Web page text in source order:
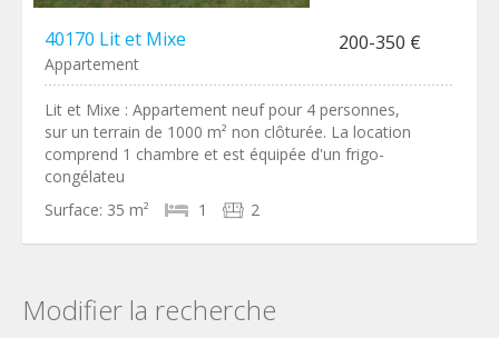
40170 Lit et Mixe 200-350 €
Appartement
Lit et Mixe : Appartement neuf pour 4 personnes,
sur un terrain de 1000 m² non clôturée. La location
comprend 1 chambre et est équipée d'un frigo-
congélateu
Surface: 35 m² 1 2
Modifier la recherche